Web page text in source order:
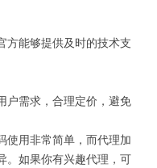
方能够提供及时的技术支
户需求，合理定价，避免
使用非常简单，而代理加
。如果你有兴趣代理，可